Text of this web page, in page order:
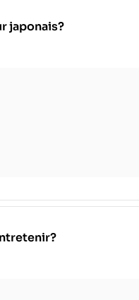
japonais?